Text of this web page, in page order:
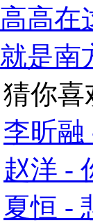
高高在
就是南
猜你喜
李昕融
赵洋 -
夏恒 -